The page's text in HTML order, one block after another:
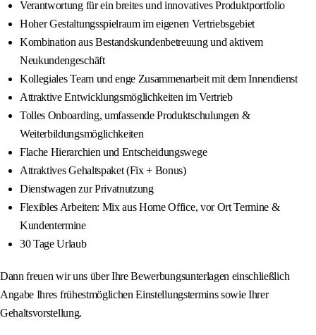
Verantwortung für ein breites und innovatives Produktportfolio
Hoher Gestaltungsspielraum im eigenen Vertriebsgebiet
Kombination aus Bestandskundenbetreuung und aktivem
Neukundengeschäft
Kollegiales Team und enge Zusammenarbeit mit dem Innendienst
Attraktive Entwicklungsmöglichkeiten im Vertrieb
Tolles Onboarding, umfassende Produktschulungen &
Weiterbildungsmöglichkeiten
Flache Hierarchien und Entscheidungswege
Attraktives Gehaltspaket (Fix + Bonus)
Dienstwagen zur Privatnutzung
Flexibles Arbeiten: Mix aus Home Office, vor Ort Termine &
Kundentermine
30 Tage Urlaub
Dann freuen wir uns über Ihre Bewerbungsunterlagen einschließlich
Angabe Ihres frühestmöglichen Einstellungstermins sowie Ihrer
Gehaltsvorstellung.